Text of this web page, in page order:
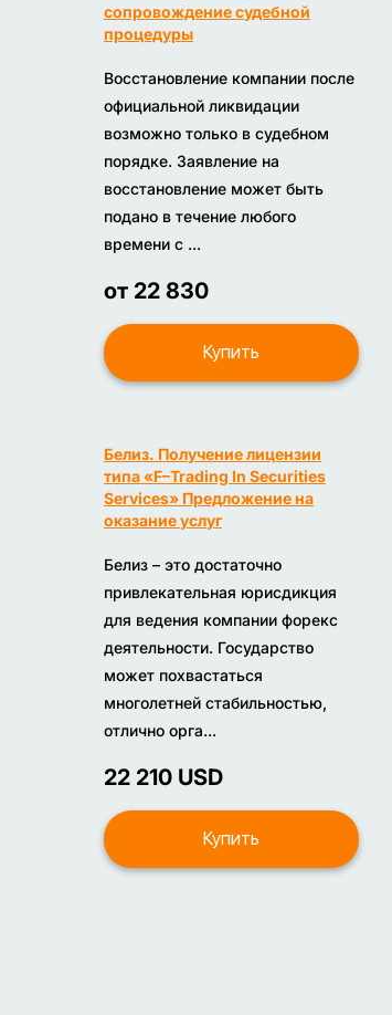
сопровождение судебной
процедуры
Восстановление компании после
официальной ликвидации
возможно только в судебном
порядке. Заявление на
восстановление может быть
подано в течение любого
времени с ...
от 22 830
Купить
Белиз. Получение лицензии
типа «F–Trading In Securities
Services» Предложение на
оказание услуг
Белиз – это достаточно
привлекательная юрисдикция
для ведения компании форекс
деятельности. Государство
может похвастаться
многолетней стабильностью,
отлично орга...
22 210 USD
Купить